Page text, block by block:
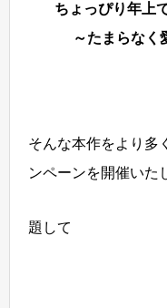
ちょっぴり年上
～たまらなく
そんな本作をより多
ンペーンを開催いた
題して